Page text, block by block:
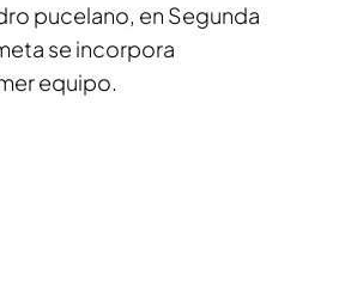
pucelano, en Segunda
se incorpora
equipo.